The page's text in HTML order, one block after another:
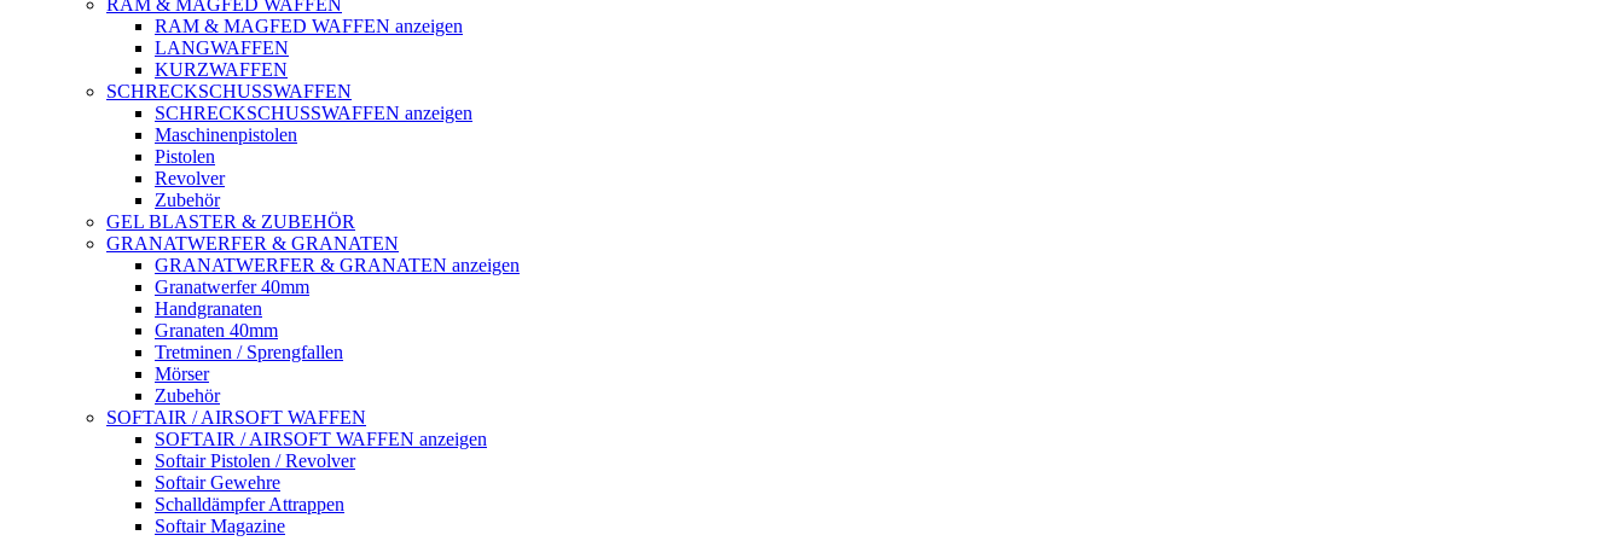
RAM & MAGFED WAFFEN
RAM & MAGFED WAFFEN anzeigen
LANGWAFFEN
KURZWAFFEN
SCHRECKSCHUSSWAFFEN
SCHRECKSCHUSSWAFFEN anzeigen
Maschinenpistolen
Pistolen
Revolver
Zubehör
GEL BLASTER & ZUBEHÖR
GRANATWERFER & GRANATEN
GRANATWERFER & GRANATEN anzeigen
Granatwerfer 40mm
Handgranaten
Granaten 40mm
Tretminen / Sprengfallen
Mörser
Zubehör
SOFTAIR / AIRSOFT WAFFEN
SOFTAIR / AIRSOFT WAFFEN anzeigen
Softair Pistolen / Revolver
Softair Gewehre
Schalldämpfer Attrappen
Softair Magazine